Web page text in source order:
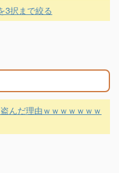
3択まで絞る
んだ理由ｗｗｗｗｗｗｗ